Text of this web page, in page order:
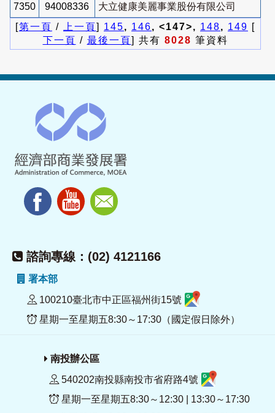
7350 94008336
大立健康美麗事業股份有限公司
[第一頁 / 上一頁] 145, 146, <147>, 148, 149 [
下一頁 / 最後一頁] 共有 8028 筆資料
諮詢專線：(02) 4121166
署本部
100210臺北市中正區福州街15號
星期一至星期五8:30～17:30（國定假日除外）
南投辦公區
540202南投縣南投市省府路4號
星期一至星期五8:30～12:30 | 13:30～17:30